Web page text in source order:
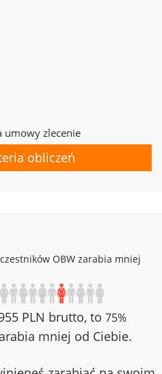
umowy zlecenie
obliczeń
OBW zarabia mniej
PLN brutto, to 75%
mniej od Ciebie.